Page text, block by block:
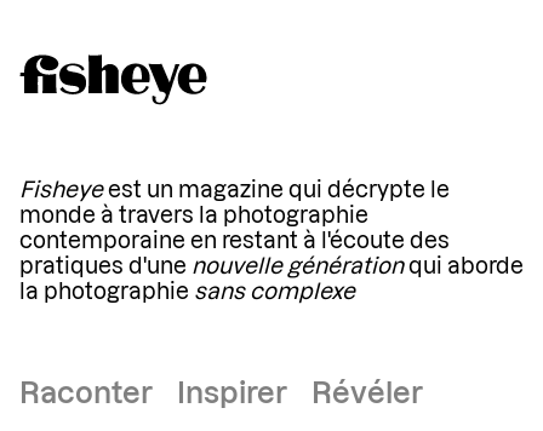
Fisheyeest un magazine qui décrypte le
monde à travers la photographie
contemporaine en restant à l'écoute des
pratiques d'une nouvelle générationqui aborde
la photographie sans complexe
Raconter Inspirer Révéler